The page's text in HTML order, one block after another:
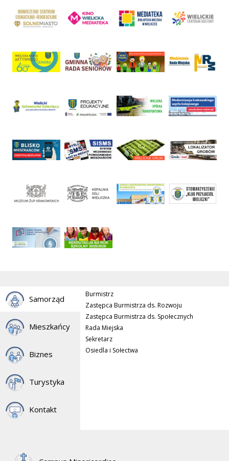
Samorząd
Mieszkańcy
Biznes
Turystyka
Kontakt
Burmistrz
Zastępca Burmistrza ds. Rozwoju
Zastępca Burmistrza ds. Społecznych
Rada Miejska
Sekretarz
Osiedla i Sołectwa